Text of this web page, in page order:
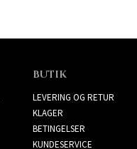
BUTIK
LEVERING OG RETUR
KLAGER
BETINGELSER
KUNDESERVICE